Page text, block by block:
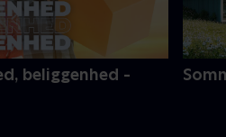
beliggenhed -